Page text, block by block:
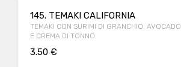
145. TEMAKI CALIFORNIA
TEMAKI CON SURIMI DI GRANCHIO, AVOCADO
E CREMA DI TONNO
3.50 €